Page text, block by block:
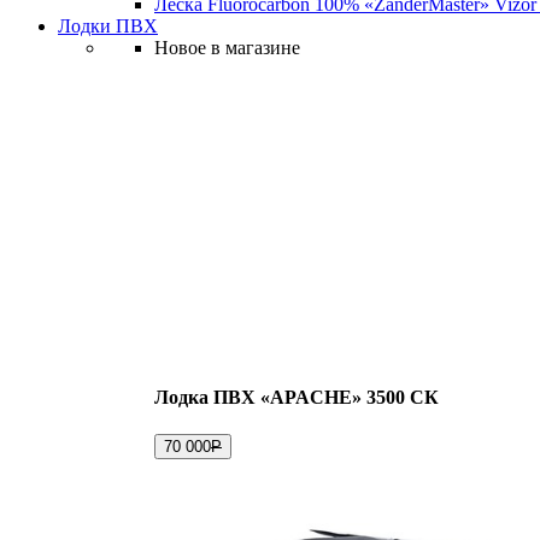
Леска Fluorocarbon 100% «ZanderMaster» Vizor
Лодки ПВХ
Новое в магазине
Лодка ПВХ «APACHE» 3500 СК
70 000Р